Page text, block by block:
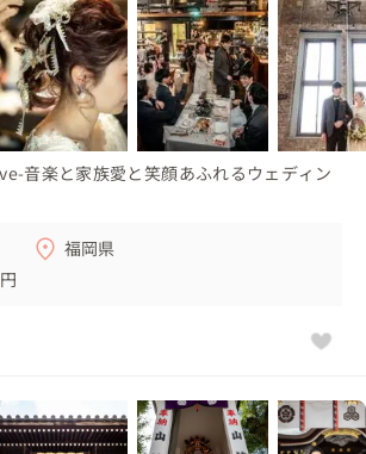
音楽と家族愛と笑顔あふれるウェディン
福岡県